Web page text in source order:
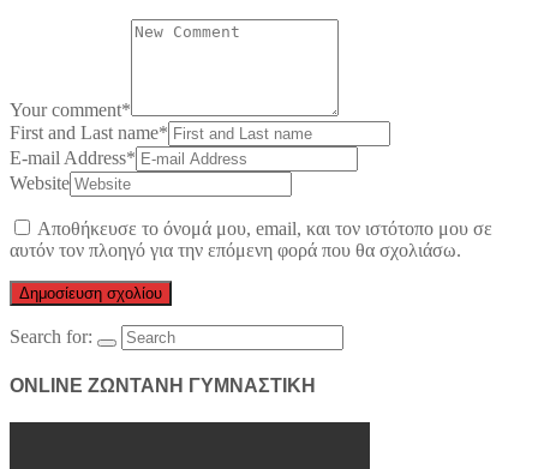
Your comment*
First and Last name*
E-mail Address*
Website
Αποθήκευσε το όνομά μου, email, και τον ιστότοπο μου σε
αυτόν τον πλοηγό για την επόμενη φορά που θα σχολιάσω.
Search for:
ONLINE ΖΩΝΤΑΝΗ ΓΥΜΝΑΣΤΙΚΗ